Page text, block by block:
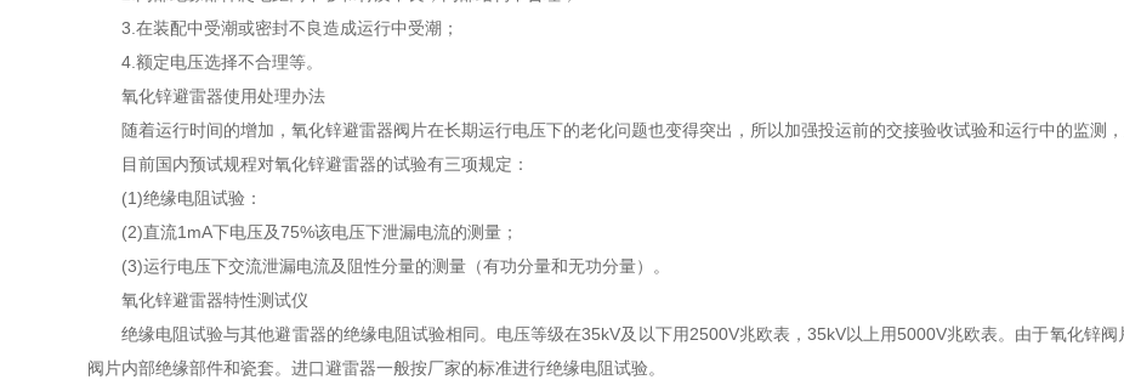
3.在装配中受潮或密封不良造成运行中受潮；
4.额定电压选择不合理等。
氧化锌避雷器使用处理办法
随着运行时间的增加，氧化锌避雷器阀片在长期运行电压下的老化问题也变得突出，所以加强投运前的交接验收试验和运行中的监测
目前国内预试规程对氧化锌避雷器的试验有三项规定：
(1)绝缘电阻试验：
(2)直流1mA下电压及75%该电压下泄漏电流的测量；
(3)运行电压下交流泄漏电流及阻性分量的测量（有功分量和无功分量）。
氧化锌避雷器特性测试仪
绝缘电阻试验与其他避雷器的绝缘电阻试验相同。电压等级在35kV及以下用2500V兆欧表，35kV以上用5000V兆欧表。由于氧化锌
阀片内部绝缘部件和瓷套。进口避雷器一般按厂家的标准进行绝缘电阻试验。